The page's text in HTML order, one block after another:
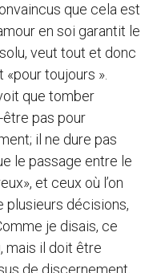
que cela est
en soi garantit le
veut tout et donc
toujours ».
que tomber
être pas pour
il ne dure pas
le passage entre le
et ceux où l’on
plusieurs décisions,
je disais, ce
mais il doit être
de discernement,